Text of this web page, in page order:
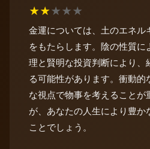
★★★★★
金運については、土のエネル
をもたらします。陰の性質に
理と賢明な投資判断により、
る可能性があります。衝動的
な視点で物事を考えることが
が、あなたの人生により豊か
ことでしょう。